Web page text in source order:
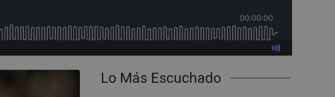
Lo Más Escuchado